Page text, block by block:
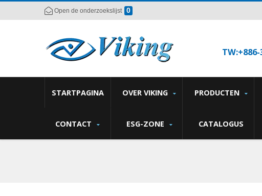
Open de onderzoekslijst 0
STARTPAGINA OVER VIKING PRODUCTEN
CONTACT ESG-ZONE CATALOGUS